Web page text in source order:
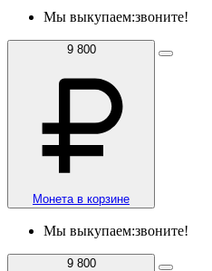
Мы выкупаем:звоните!
9 800
Монета в корзине
Мы выкупаем:звоните!
9 800